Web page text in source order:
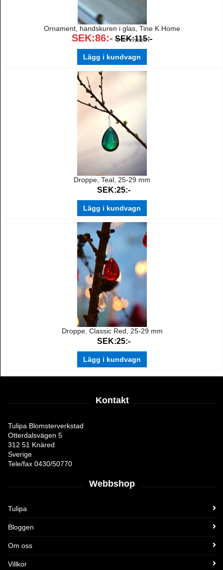
Ornament, handskuren i glas, Tine K Home
SEK:86:- SEK:115:-
Lägg i kundvagn
Droppe, Teal, 25-29 mm
SEK:25:-
Lägg i kundvagn
Droppe, Classic Red, 25-29 mm
SEK:25:-
Lägg i kundvagn
Kontakt
Tulipa Blomsterverkstad
Otterdalsvägen 5
312 51 Knäred
Sverige
Tele/fax 0430/50770
Webbshop
Tulipa
Bloggen
Om oss
Villkor